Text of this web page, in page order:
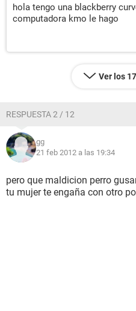
hola tengo una blackberry
computadora kmo le hago
Ver los
RESPUESTA 2 / 12
gg
21 feb 2012 a las 19:34
pero que maldicion perro
tu mujer te engaña con otro